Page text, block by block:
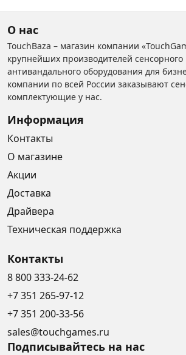
О нас
TouchBaza – магазин компании
крупнейших производителей сенсорного
антивандального оборудования для
компании по всей России заказывают
комплектующие у нас.
Информация
Контакты
О магазине
Акции
Доставка
Драйвера
Техническая поддержка
Контакты
8 800 333-24-62
+7 351 265-97-12
+7 351 200-33-56
sales@touchgames.ru
Подписывайтесь на нас